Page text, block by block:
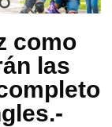
como
las